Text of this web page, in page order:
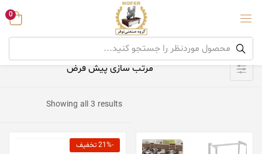
0
Showing all 3 results
-21% تخفیف